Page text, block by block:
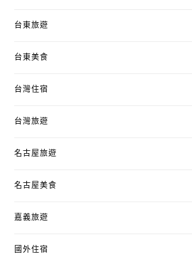
台東旅遊
台東美食
台灣住宿
台灣旅遊
名古屋旅遊
名古屋美食
嘉義旅遊
國外住宿